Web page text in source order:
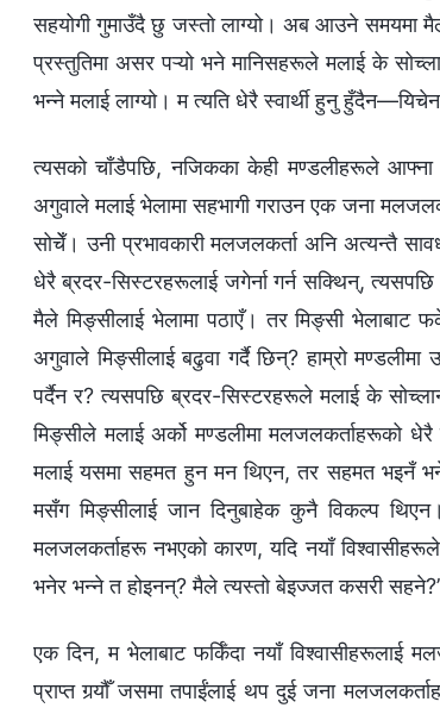
सहयोगी गुमाउँदै छु जस्तो लाग्यो। अब आउने समयमा मैले
प्रस्तुतिमा असर पऱ्यो भने मानिसहरूले मलाई के
भन्ने मलाई लाग्यो। म त्यति धेरै स्वार्थी हुनु
त्यसको चाँडैपछि, नजिकका केही मण्डलीहरूले
अगुवाले मलाई भेलामा सहभागी गराउन एक जना
सोचेँ। उनी प्रभावकारी मलजलकर्ता अनि अत्यन्तै
धेरै ब्रदर-सिस्टरहरूलाई जगेर्ना गर्न सक्थिन्,
मैले मिङ्सीलाई भेलामा पठाएँ। तर मिङ्सी भेलाबाट
अगुवाले मिङ्सीलाई बढुवा गर्दै छिन्? हाम्रो
पर्दैन र? त्यसपछि ब्रदर-सिस्टरहरूले मलाई के
मिङ्सीले मलाई अर्को मण्डलीमा मलजलकर्ताहरूको
मलाई यसमा सहमत हुन मन थिएन, तर सहमत भइनँ भने,
मसँग मिङ्सीलाई जान दिनुबाहेक कुनै विकल्‍प
मलजलकर्ताहरू नभएको कारण, यदि नयाँ
भनेर भन्‍ने त होइनन्? मैले त्यस्तो बेइज्जत कसरी सहने?”
एक दिन, म भेलाबाट फर्किँदा नयाँ विश्‍वासीहरूलाई
प्राप्त गर्‍यौँ जसमा तपाईंलाई थप दुई जना